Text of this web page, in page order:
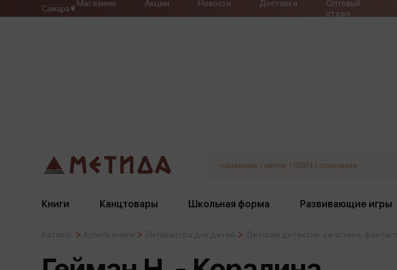
Самара
Магазины Акции Новости Доставка
Оптовый
отдел
Книги Канцтовары Школьная форма Развивающие игры